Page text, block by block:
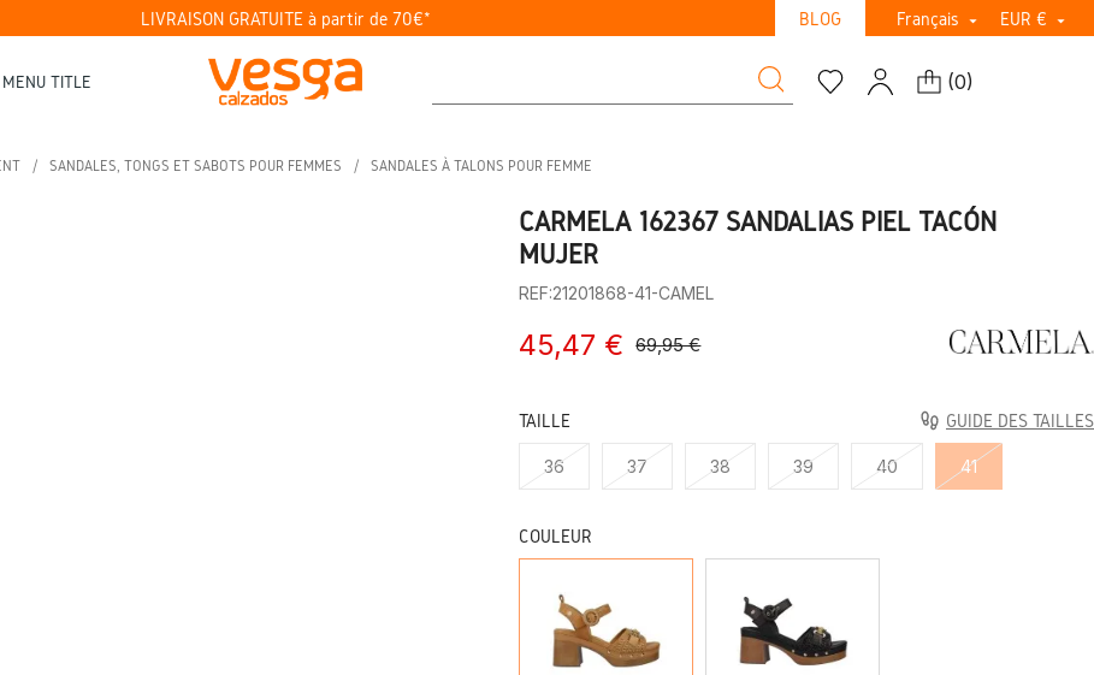
LIVRAISON GRATUITE à partir de 70€* BLOG Français  EUR € 
MENU TITLE (0)
SANDALES, TONGS ET SABOTS POUR FEMMES SANDALES À TALONS POUR FEMME
CARMELA 162367 SANDALIAS PIEL TACÓN
MUJER
REF:21201868-41-CAMEL
45,47 € 69,95 €
TAILLE GUIDE DES TAILLES
36 37 38 39 40 41
COULEUR